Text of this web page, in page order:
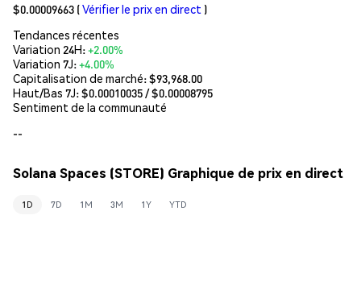
$0.00009663 (Vérifier le prix en direct )
Tendances récentes
Variation 24H:+2.00%
Variation 7J:+4.00%
Capitalisation de marché:$93,968.00
Haut/Bas 7J: $0.00010035/ $0.00008795
Sentiment de la communauté
--
Solana Spaces (STORE) Graphique de prix en direct
1D 7D 1M 3M 1Y YTD